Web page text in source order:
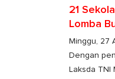
21
Lomba
Minggu, 27
Dengan
Laksda TNI